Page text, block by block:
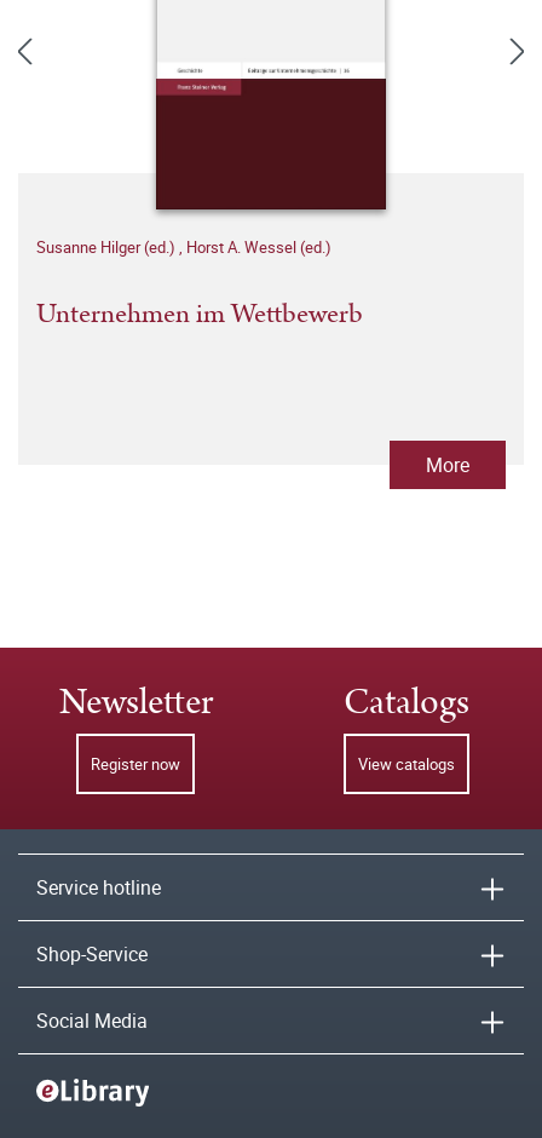
Susanne Hilger (ed.) , Horst A. Wessel (ed.)
Unternehmen im Wettbewerb
More
Newsletter
Register now
Catalogs
View catalogs
Service hotline
Shop-Service
Social Media